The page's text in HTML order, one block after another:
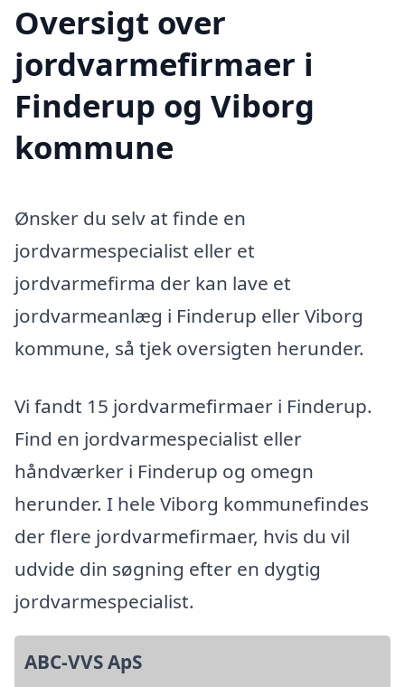
Oversigt over
jordvarmefirmaer i
Finderup og Viborg
kommune
Ønsker du selv at finde en
jordvarmespecialist eller et
jordvarmefirma der kan lave et
jordvarmeanlæg i Finderup eller Viborg
kommune, så tjek oversigten herunder.
Vi fandt 15 jordvarmefirmaer i Finderup.
Find en jordvarmespecialist eller
håndværker i Finderup og omegn
herunder. I hele Viborg kommunefindes
der flere jordvarmefirmaer, hvis du vil
udvide din søgning efter en dygtig
jordvarmespecialist.
ABC-VVS ApS